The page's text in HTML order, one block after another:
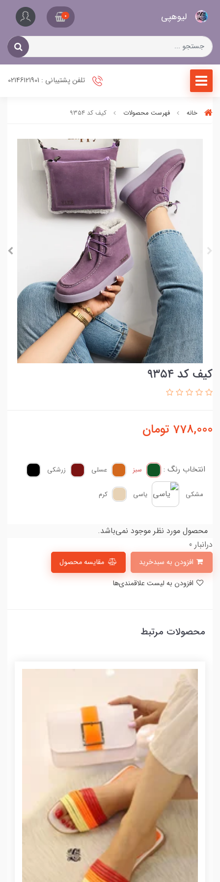
لیو‌هپی 0
تلفن پشتیبانی : 02146121901
خانه فهرست محصولات کیف کد ۹۳۵۴
کیف کد ۹۳۵۴
778,000 تومان
انتخاب رنگ : سبز عسلی زرشکی
مشکی یاسی کرم
محصول مورد نظر موجود نمی‌باشد.
درانبار 0
مقایسه محصول
محصولات مرتبط